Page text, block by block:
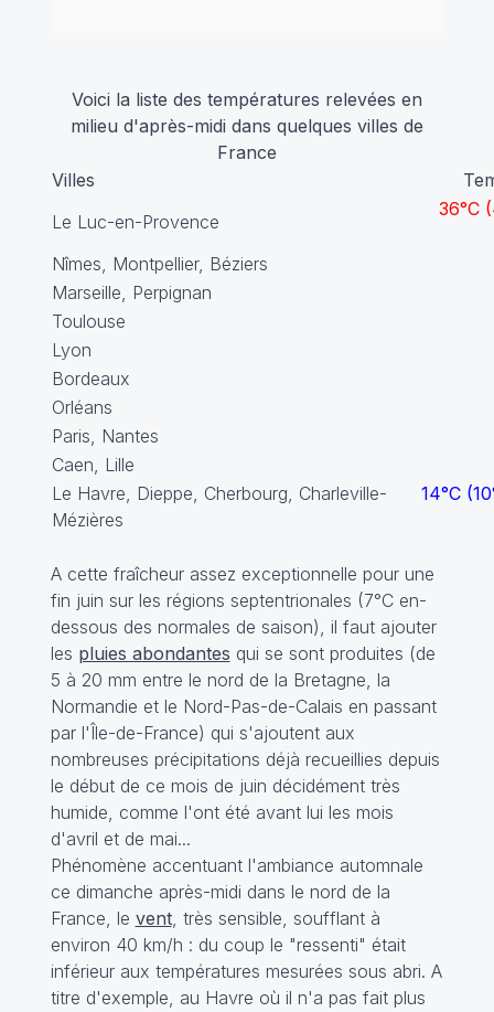
Voici la liste des températures relevées en
milieu d'après-midi dans quelques villes de
France
Villes
Le Luc-en-Provence
36°C
Nîmes, Montpellier, Béziers
Marseille, Perpignan
Toulouse
Lyon
Bordeaux
Orléans
Paris, Nantes
Caen, Lille
Le Havre, Dieppe, Cherbourg, Charleville-
Mézières
14°C
A cette fraîcheur assez exceptionnelle pour une
fin juin sur les régions septentrionales (7°C en-
dessous des normales de saison), il faut ajouter
les pluies abondantes qui se sont produites (de
5 à 20 mm entre le nord de la Bretagne, la
Normandie et le Nord-Pas-de-Calais en passant
par l'Île-de-France) qui s'ajoutent aux
nombreuses précipitations déjà recueillies depuis
le début de ce mois de juin décidément très
humide, comme l'ont été avant lui les mois
d'avril et de mai...
Phénomène accentuant l'ambiance automnale
ce dimanche après-midi dans le nord de la
France, le vent, très sensible, soufflant à
environ 40 km/h : du coup le "ressenti" était
inférieur aux températures mesurées sous abri. A
titre d'exemple, au Havre où il n'a pas fait plus